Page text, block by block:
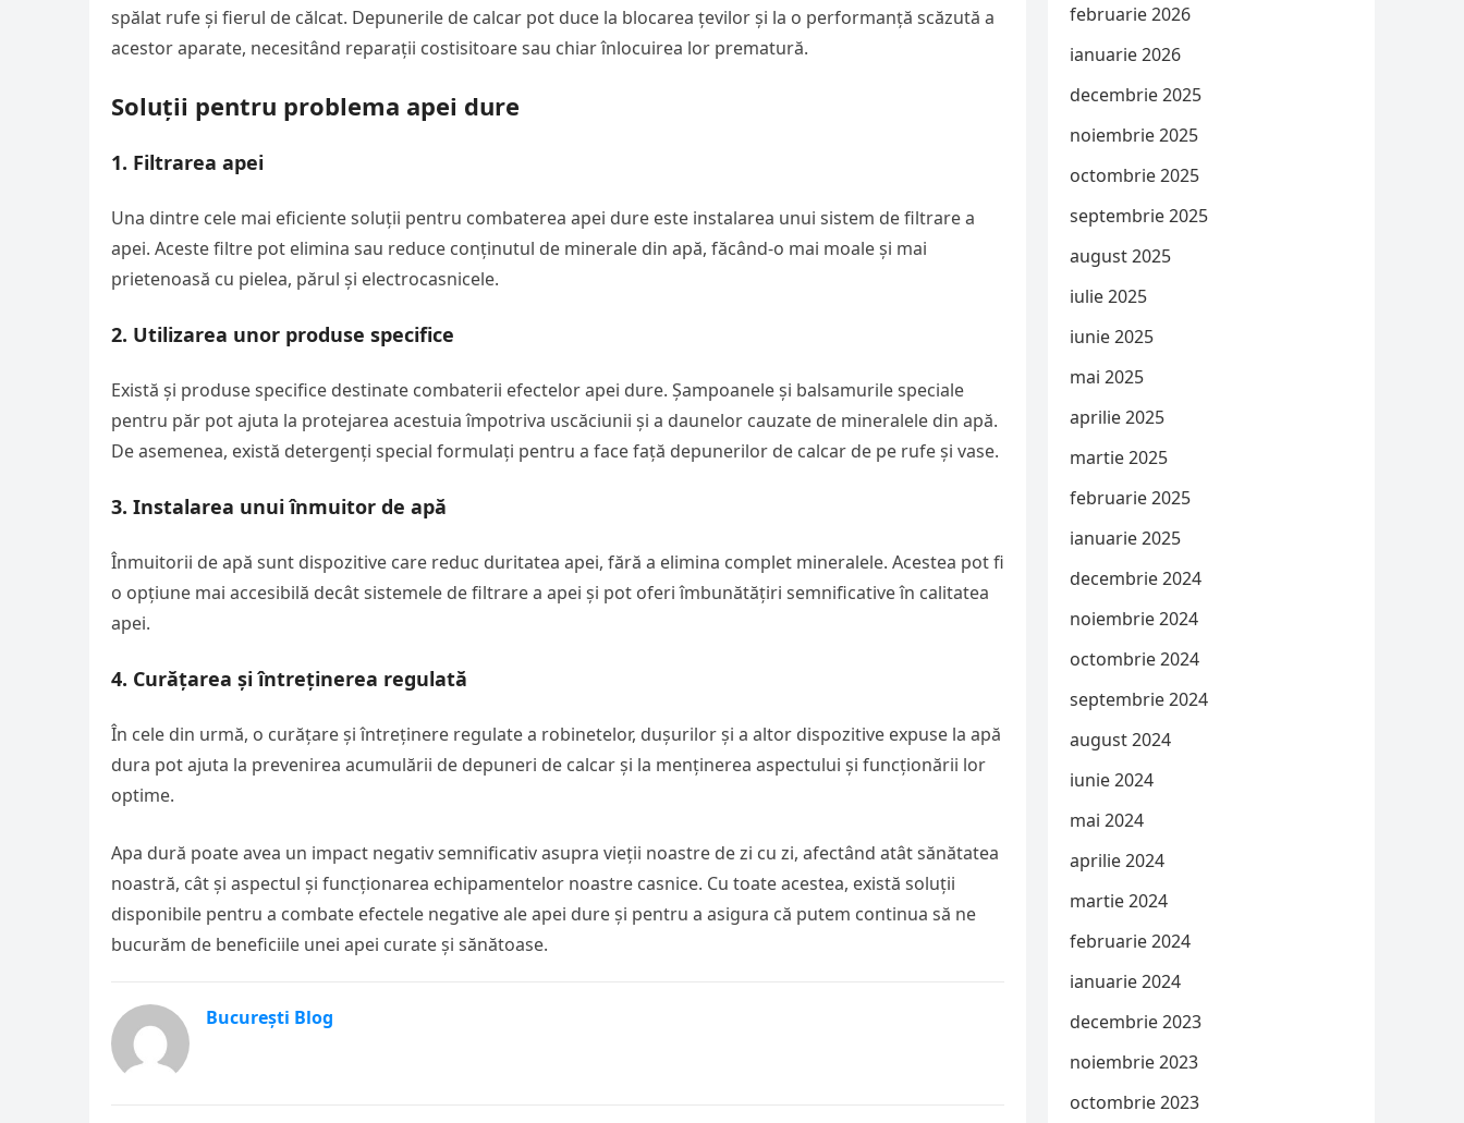
spălat rufe și fierul de călcat. Depunerile de calcar pot duce la blocarea țevilor și la o performanță scăzută a
acestor aparate, necesitând reparații costisitoare sau chiar înlocuirea lor prematură.
Soluții pentru problema apei dure
1. Filtrarea apei
Una dintre cele mai eficiente soluții pentru combaterea apei dure este instalarea unui sistem de filtrare a
apei. Aceste filtre pot elimina sau reduce conținutul de minerale din apă, făcând-o mai moale și mai
prietenoasă cu pielea, părul și electrocasnicele.
2. Utilizarea unor produse specifice
Există și produse specifice destinate combaterii efectelor apei dure. Șampoanele și balsamurile speciale
pentru păr pot ajuta la protejarea acestuia împotriva uscăciunii și a daunelor cauzate de mineralele din apă.
De asemenea, există detergenți special formulați pentru a face față depunerilor de calcar de pe rufe și vase.
3. Instalarea unui înmuitor de apă
Înmuitorii de apă sunt dispozitive care reduc duritatea apei, fără a elimina complet mineralele. Acestea pot fi
o opțiune mai accesibilă decât sistemele de filtrare a apei și pot oferi îmbunătățiri semnificative în calitatea
apei.
4. Curățarea și întreținerea regulată
În cele din urmă, o curățare și întreținere regulate a robinetelor, dușurilor și a altor dispozitive expuse la apă
dura pot ajuta la prevenirea acumulării de depuneri de calcar și la menținerea aspectului și funcționării lor
optime.
Apa dură poate avea un impact negativ semnificativ asupra vieții noastre de zi cu zi, afectând atât sănătatea
noastră, cât și aspectul și funcționarea echipamentelor noastre casnice. Cu toate acestea, există soluții
disponibile pentru a combate efectele negative ale apei dure și pentru a asigura că putem continua să ne
bucurăm de beneficiile unei apei curate și sănătoase.
București Blog
februarie 2026
ianuarie 2026
decembrie 2025
noiembrie 2025
octombrie 2025
septembrie 2025
august 2025
iulie 2025
iunie 2025
mai 2025
aprilie 2025
martie 2025
februarie 2025
ianuarie 2025
decembrie 2024
noiembrie 2024
octombrie 2024
septembrie 2024
august 2024
iunie 2024
mai 2024
aprilie 2024
martie 2024
februarie 2024
ianuarie 2024
decembrie 2023
noiembrie 2023
octombrie 2023